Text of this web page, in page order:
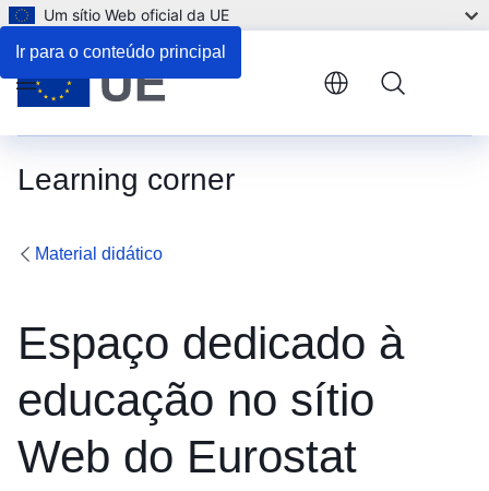
Ir para o conteúdo principal
Um sítio Web oficial da UE
Learning corner
Menu
Material didático
Espaço dedicado à
educação no sítio
Web do Eurostat